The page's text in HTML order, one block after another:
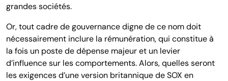
grandes sociétés.
Or, tout cadre de gouvernance digne de ce nom doit
nécessairement inclure la rémunération, qui constitue à
la fois un poste de dépense majeur et un levier
d’influence sur les comportements. Alors, quelles seront
les exigences d’une version britannique de SOX en